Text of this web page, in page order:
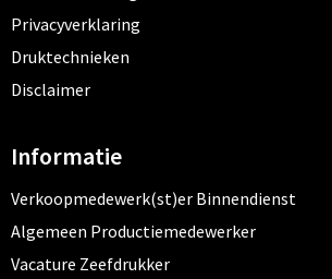
Privacyverklaring
Druktechnieken
Disclaimer
Informatie
Verkoopmedewerk(st)er Binnendienst
Algemeen Productiemedewerker
Vacature Zeefdrukker